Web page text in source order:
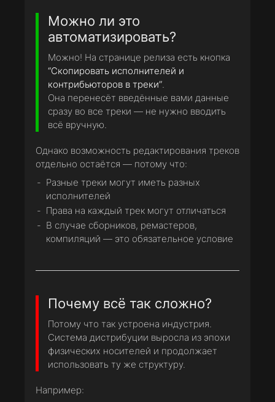
Можно ли это
автоматизировать?
Можно! На странице релиза есть кнопка
“Скопировать исполнителей и
контрибьюторов в треки”.
Она перенесёт введённые вами данные
сразу во все треки — не нужно вводить
всё вручную.
Однако возможность редактирования треков
отдельно остаётся — потому что:
Разные треки могут иметь разных
исполнителей
Права на каждый трек могут отличаться
В случае сборников, ремастеров,
компиляций — это обязательное условие
Почему всё так сложно?
Потому что так устроена индустрия.
Система дистрибуции выросла из эпохи
физических носителей и продолжает
использовать ту же структуру.
Например: